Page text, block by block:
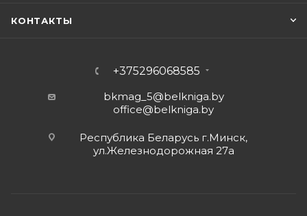
КОНТАКТЫ
+375296068585
bkmag_5@belkniga.by
office@belkniga.by
Республика Беларусь г.Минск,
ул.Железнодорожная 27а